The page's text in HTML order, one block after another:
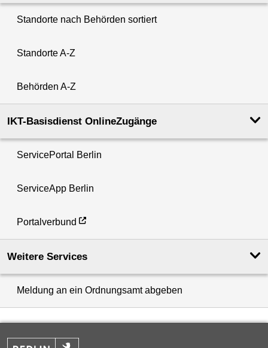
Standorte nach Behörden sortiert
Standorte A-Z
Behörden A-Z
IKT-Basisdienst OnlineZugänge
ServicePortal Berlin
ServiceApp Berlin
Portalverbund
Weitere Services
Meldung an ein Ordnungsamt abgeben